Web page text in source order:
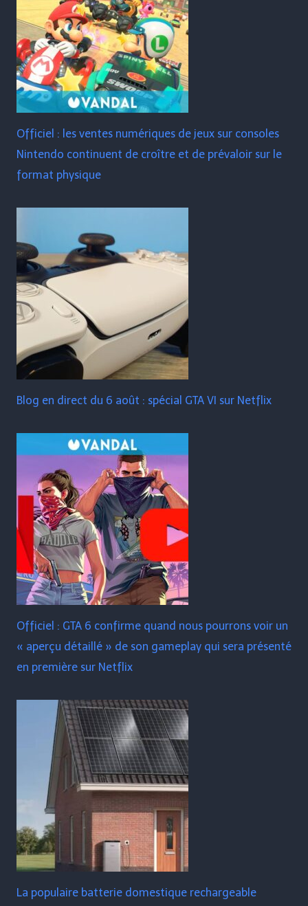
Officiel : les ventes numériques de jeux sur consoles
Nintendo continuent de croître et de prévaloir sur le
format physique
Blog en direct du 6 août : spécial GTA VI sur Netflix
Officiel : GTA 6 confirme quand nous pourrons voir un
« aperçu détaillé » de son gameplay qui sera présenté
en première sur Netflix
La populaire batterie domestique rechargeable